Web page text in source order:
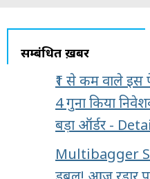
सम्बंधित ख़बरें
₹1 से कम वाले इस
4 गुना किया
बड़ा ऑर्डर -
Multibagger